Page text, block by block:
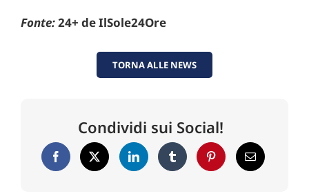
Fonte:24+ de IlSole24Ore
TORNA ALLE NEWS
Condividi sui Social!